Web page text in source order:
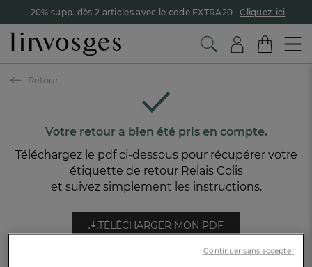
-20% supp. dès 2 articles avec le code EXTRA20 Cliquez-ici
Retour
Votre retour a bien été pris en compte.
Téléchargez le pdf ci-dessous pour récupérer votre
étiquette de retour Relais Colis
et suivez simplement les instructions.
TÉLÉCHARGER MON PDF
TROUVER UN POINT RELAISContinuer sans accepter